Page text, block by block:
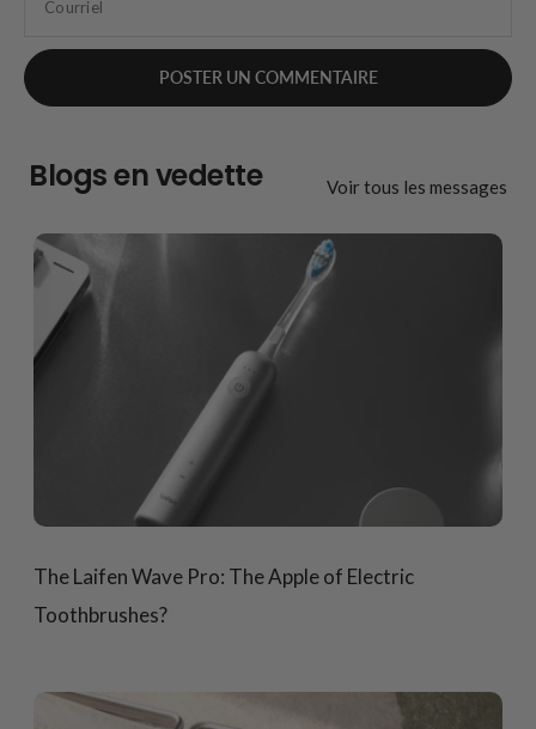
Courriel
Blogs en vedette Voir tous les messages
The Laifen Wave Pro: The Apple of Electric
Toothbrushes?